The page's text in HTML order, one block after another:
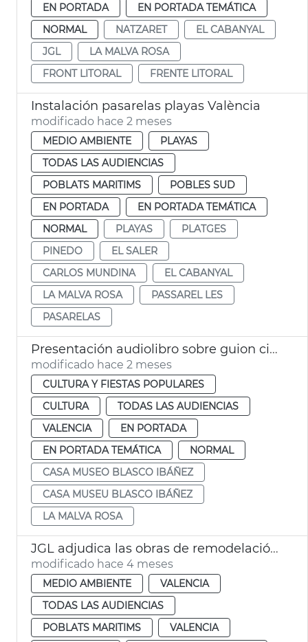
EN PORTADA
EN PORTADA TEMÁTICA
NORMAL
NATZARET
EL CABANYAL
JGL
LA MALVA ROSA
FRONT LITORAL
FRENTE LITORAL
Instalación pasarelas playas València
modificado hace 2 meses
MEDIO AMBIENTE
PLAYAS
TODAS LAS AUDIENCIAS
POBLATS MARITIMS
POBLES SUD
EN PORTADA
EN PORTADA TEMÁTICA
NORMAL
PLAYAS
PLATGES
PINEDO
EL SALER
CARLOS MUNDINA
EL CABANYAL
LA MALVA ROSA
PASSAREL LES
PASARELAS
Presentación audiolibro sobre guion cinematográfico Blasco Ibáñez València
modificado hace 2 meses
CULTURA Y FIESTAS POPULARES
CULTURA
TODAS LAS AUDIENCIAS
VALENCIA
EN PORTADA
EN PORTADA TEMÁTICA
NORMAL
CASA MUSEO BLASCO IBÁÑEZ
CASA MUSEU BLASCO IBÁÑEZ
LA MALVA ROSA
JGL adjudica las obras de remodelación del jardín Simón Bolívar València
modificado hace 4 meses
MEDIO AMBIENTE
VALENCIA
TODAS LAS AUDIENCIAS
POBLATS MARITIMS
VALENCIA